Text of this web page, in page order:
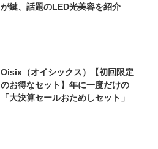
が鍵、話題のLED光美容を紹介
Oisix（オイシックス）【初回限定
のお得なセット】年に一度だけの
「大決算セールおためしセット」